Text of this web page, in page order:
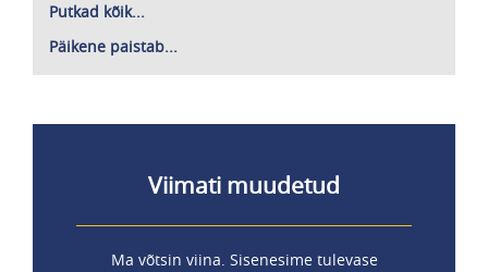
Putkad kõik...
Päikene paistab...
Viimati muudetud
Ma võtsin viina. Sisenesime tulevase